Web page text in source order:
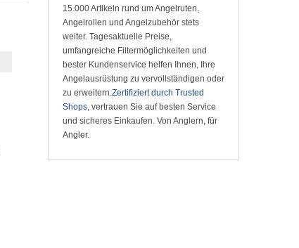
15.000 Artikeln rund um Angelruten,
Angelrollen und Angelzubehör stets
weiter. Tagesaktuelle Preise,
umfangreiche Filtermöglichkeiten und
bester Kundenservice helfen Ihnen, Ihre
Angelausrüstung zu vervollständigen oder
zu erweitern.Zertifiziert durch Trusted
Shops, vertrauen Sie auf besten Service
und sicheres Einkaufen. Von Anglern, für
Angler.